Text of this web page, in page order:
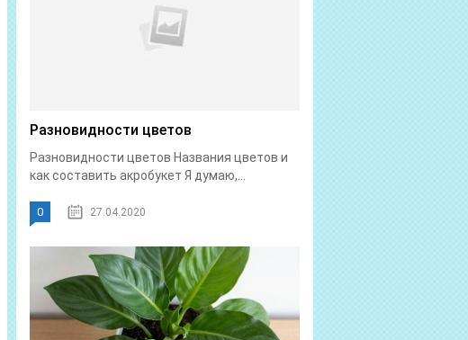
Разновидности цветов
Разновидности цветов Названия цветов и
как составить акробукет Я думаю,...
0 27.04.2020